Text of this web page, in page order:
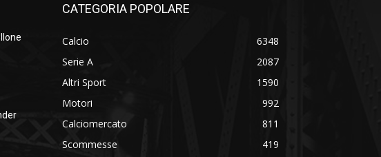
CATEGORIA POPOLARE
Calcio
6348
Serie A
2087
Altri Sport
1590
Motori
992
Calciomercato
811
Scommesse
419